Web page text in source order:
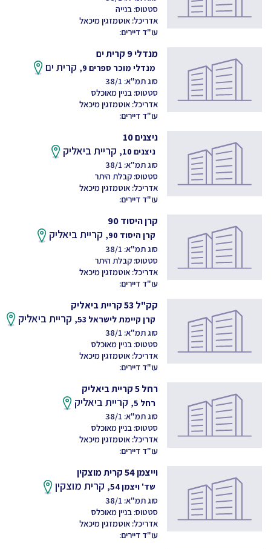
סטטוס: בנייה
אדריכל: אוטמזגין מיכאל
עו"ד דיירים:
מנדלי 9 קרית ים
מנדלי מוכר ספרים 9, קרית ים
סוג תמ"א: 38/1
סטטוס: בניין מאוכלס
אדריכל: אוטמזגין מיכאל
עו"ד דיירים:
ניצנים 10
ניצנים 10, קריית ביאליק
סוג תמ"א: 38/1
סטטוס: קבלת היתר
אדריכל: אוטמזגין מיכאל
עו"ד דיירים:
קרן היסוד 90
קרן היסוד 90, קריית ביאליק
סוג תמ"א: 38/1
סטטוס: קבלת היתר
אדריכל: אוטמזגין מיכאל
עו"ד דיירים:
קק"ל 53 קריית ביאליק
קרן קיימת לישראל 53, קריית ביאליק
סוג תמ"א: 38/1
סטטוס: בניין מאוכלס
אדריכל: אוטמזגין מיכאל
עו"ד דיירים:
רחל 5 קריית ביאליק
רחל 5, קריית ביאליק
סוג תמ"א: 38/1
סטטוס: בניין מאוכלס
אדריכל: אוטמזגין מיכאל
עו"ד דיירים:
וייצמן 54 קרית מוצקין
שד' ויצמן 54, קרית מוצקין
סוג תמ"א: 38/1
סטטוס: בניין מאוכלס
אדריכל: אוטמזגין מיכאל
עו"ד דיירים: